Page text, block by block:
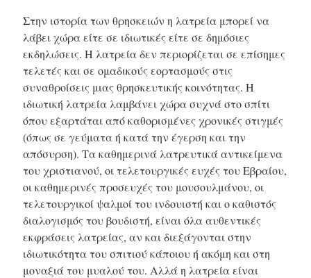
Στην ιστορία των θρησκειών η λατρεία μπορεί να
λάβει χώρα είτε σε ιδιωτικές είτε σε δημόσιες
εκδηλώσεις. Η λατρεία δεν περιορίζεται σε επίσημες
τελετές και σε ομαδικούς εορτασμούς στις
συναθροίσεις μιας θρησκευτικής κοινότητας. Η
ιδιωτική λατρεία λαμβάνει χώρα συχνά στο σπίτι
όπου εξαρτάται από καθορισμένες χρονικές στιγμές
(όπως σε γεύματα ή κατά την έγερση και την
απόσυρση). Τα καθημερινά λατρευτικά αντικείμενα
του χριστιανού, οι τελετουργικές ευχές του Εβραίου,
οι καθημερινές προσευχές του μουσουλμάνου, οι
τελετουργικοί ψαλμοί του ινδουιστή και ο καθιστός
διαλογισμός του βουδιστή, είναι όλα αυθεντικές
εκφράσεις λατρείας, αν και διεξάγονται στην
ιδιωτικότητα του σπιτιού κάποιου ή ακόμη και στη
μοναξιά του μυαλού του. Αλλά η λατρεία είναι